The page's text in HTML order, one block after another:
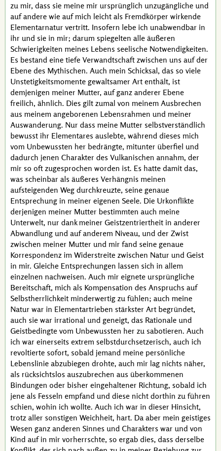
zu mir, dass sie meine mir ursprünglich unzugängliche und
auf andere wie auf mich leicht als Fremdkörper wirkende
Elementarnatur vertritt. Insofern lebe ich unabwendbar in
ihr und sie in mir; darum spiegelten alle äußeren
Schwierigkeiten meines Lebens seelische Notwendigkeiten.
Es bestand eine tiefe Verwandtschaft zwischen uns auf der
Ebene des Mythischen. Auch mein Schicksal, das so viele
Unstetigkeitsmomente gewaltsamer Art enthält, ist
demjenigen meiner Mutter, auf ganz anderer Ebene
freilich, ähnlich. Dies gilt zumal von meinem Ausbrechen
aus meinem angeborenen Lebensrahmen und meiner
Auswanderung. Nur dass meine Mutter selbstverständlich
bewusst ihr Elementares auslebte, während dieses mich
vom Unbewussten her bedrängte, mitunter überfiel und
dadurch jenen Charakter des Vulkanischen annahm, der
mir so oft zugesprochen worden ist. Es hatte damit das,
was scheinbar als äußeres Verhängnis meinen
aufsteigenden Weg durchkreuzte, seine genaue
Entsprechung in meiner eigenen Seele. Die Urkonflikte
derjenigen meiner Mutter bestimmten auch meine
Unterwelt, nur dank meiner Geistzentriertheit in anderer
Abwandlung und auf anderem Niveau, und der Zwist
zwischen meiner Mutter und mir fand seine genaue
Korrespondenz im Widerstreite zwischen Natur und Geist
in mir. Gleiche Entsprechungen lassen sich in allem
einzelnen nachweisen. Auch mir eignete ursprüngliche
Bereitschaft, mich als Kompensation des Anspruchs auf
Selbstherrlichkeit minderwertig zu fühlen; auch meine
Natur war in Elementartrieben stärkster Art begründet,
auch sie war irrational und geneigt, das Rationale und
Geistbedingte vom Unbewussten her zu sabotieren. Auch
ich war einerseits extrem selbstdurchsetzerisch, auch ich
revoltierte sofort, sobald jemand meine persönliche
Lebenslinie abzubiegen drohte, auch mir lag nichts näher,
als rücksichtslos auszubrechen aus überkommenen
Bindungen oder bisher eingehaltener Richtung, sobald ich
jene als Fesseln empfand und diese nicht dorthin zu führen
schien, wohin ich wollte. Auch ich war in dieser Hinsicht,
trotz aller sonstigen Weichheit, hart. Da aber mein geistiges
Wesen ganz anderen Sinnes und Charakters war und von
Kind auf in mir vorherrschte, so ergab dies, dass derselbe